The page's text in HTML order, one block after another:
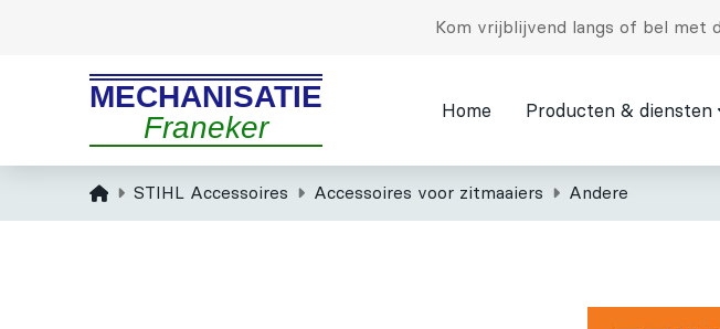
Kom vrijblijvend langs of bel met
MECHANISATIE
Franeker
Home Producten & diensten
HomeSTIHL Accessoires Accessoires voor zitmaaiers Andere